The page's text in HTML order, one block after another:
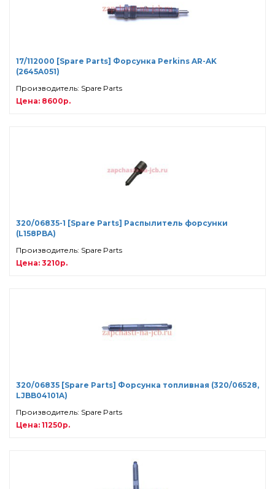
17/112000 [Spare Parts] Форсунка Perkins AR-AK
(2645A051)
Производитель: Spare Parts
Цена: 8600р.
320/06835-1 [Spare Parts] Распылитель форсунки
(L158PBA)
Производитель: Spare Parts
Цена: 3210р.
320/06835 [Spare Parts] Форсунка топливная (320/06528,
LJBB04101A)
Производитель: Spare Parts
Цена: 11250р.